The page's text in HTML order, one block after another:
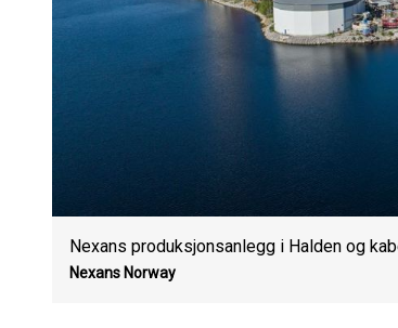
Nexans produksjonsanlegg i Halden og
Nexans Norway